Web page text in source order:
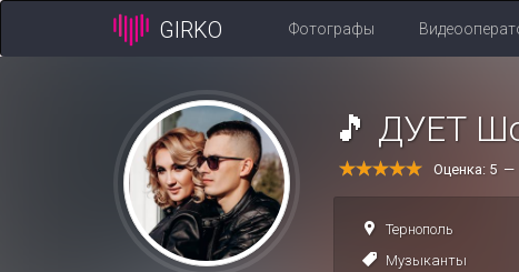
GIRKO Фотографы
🎵 ДУЕТ
Оценка: 5
Тернополь
Музыканты